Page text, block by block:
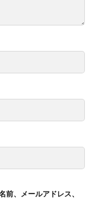
、メールアドレス、